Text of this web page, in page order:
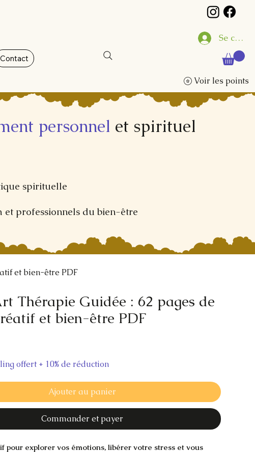
Contact
Se
Voir les points
personnel et spirituel
spirituelle
et professionnels du bien-être
et bien-être PDF
Thérapie Guidée : 62 pages de
et bien-être PDF
offert + 10% de réduction
Ajouter au panier
Commander et payer
pour explorer vos émotions, libérer votre stress et vous